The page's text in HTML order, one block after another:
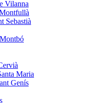
Vilanna
Sebastià
Maria
Genís